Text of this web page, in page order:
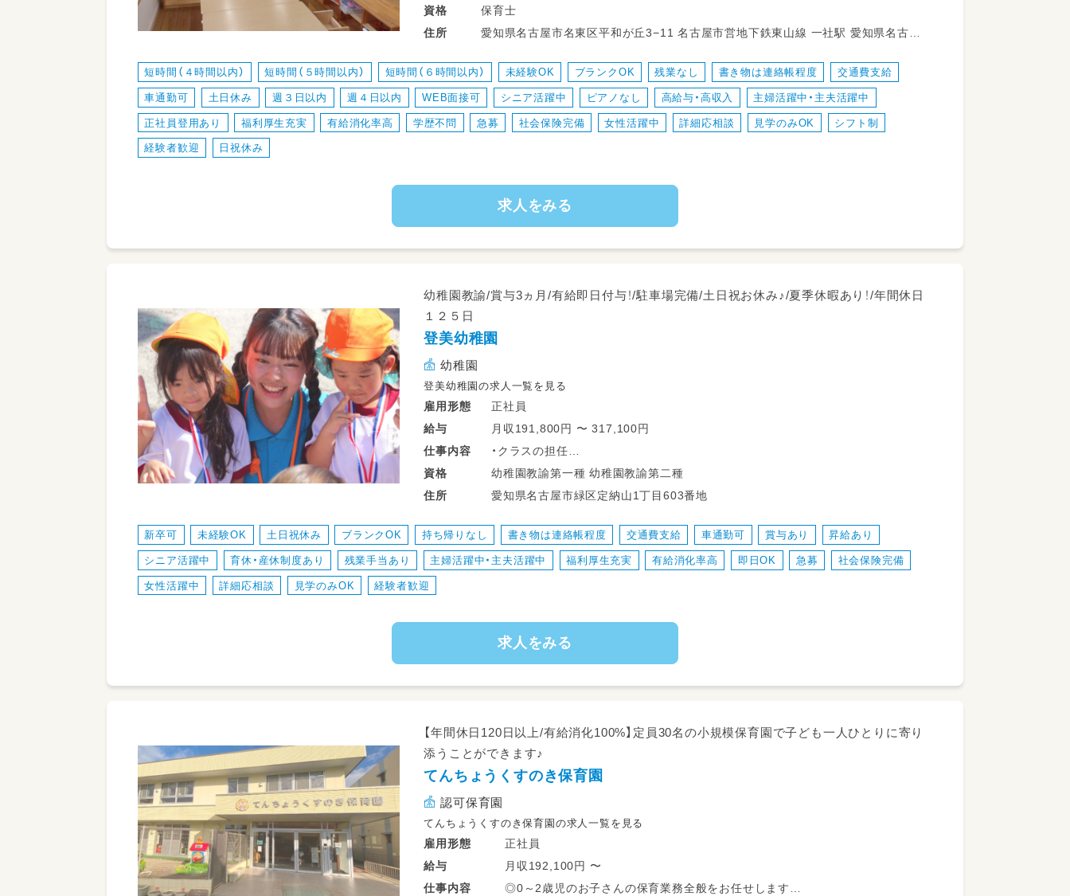
・保育準備
・お掃除
・お昼寝中の見守り
・連絡帳や日誌の記入もお願いする場合がございます（勤務する時間帯による）
・正社員保育士の補助をしていただきます
・人の役に立ちたい、何より子どもが大好きな人！
資格
保育士
住所
愛知県名古屋市名東区平和が丘3−11 名古屋市営地下鉄東山線 一社駅 愛知県名古屋
13分
短時間（４時間以内） 短時間（５時間以内） 短時間（６時間以内） 未経験OK ブランクOK 残業なし 書き物は連絡帳程度 交通費支給
車通勤可 土日休み 週３日以内 週４日以内 WEB面接可 シニア活躍中 ピアノなし 高給与・高収入 主婦活躍中・主夫活躍中
正社員登用あり 福利厚生充実 有給消化率高 学歴不問 急募 社会保険完備 女性活躍中 詳細応相談 見学のみOK シフト制
経験者歓迎 日祝休み
求人をみる
幼稚園教諭/賞与3ヵ月/有給即日付与！/駐車場完備/土日祝お休み♪/夏季休暇あり！/年間休日
１２５日
登美幼稚園
幼稚園
登美幼稚園の求人一覧を見る
雇用形態
正社員
給与
月収191,800円 〜 317,100円
仕事内容
・クラスの担任
・バス添乗
ICTフル導入の為出席簿、週指導案簿、日案等の書き物は有りません。
資格
幼稚園教諭第一種 幼稚園教諭第二種
住所
愛知県名古屋市緑区定納山1丁目603番地
新卒可 未経験OK 土日祝休み ブランクOK 持ち帰りなし 書き物は連絡帳程度 交通費支給 車通勤可 賞与あり 昇給あり
シニア活躍中 育休・産休制度あり 残業手当あり 主婦活躍中・主夫活躍中 福利厚生充実 有給消化率高 即日OK 急募 社会保険完備
女性活躍中 詳細応相談 見学のみOK 経験者歓迎
求人をみる
【年間休日120日以上/有給消化100%】定員30名の小規模保育園で子ども一人ひとりに寄り
添うことができます♪
てんちょうくすのき保育園
認可保育園
てんちょうくすのき保育園の求人一覧を見る
雇用形態
正社員
給与
月収192,100円 〜
仕事内容
◎0～2歳児のお子さんの保育業務全般をお任せします